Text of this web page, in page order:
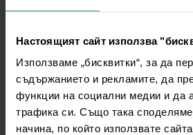
Настоящият сайт използва
Използваме „бисквитки“, за да
съдържанието и рекламите, да
функции на социални медии и да
трафика си. Също така
начина, по който използвате